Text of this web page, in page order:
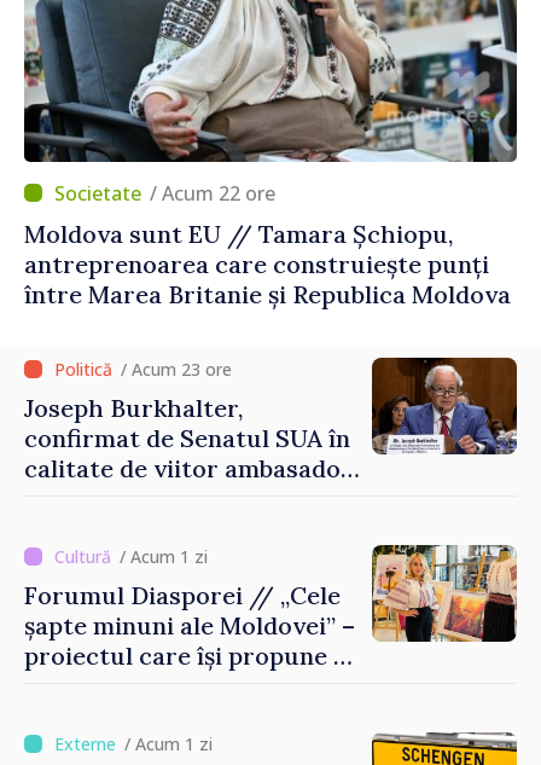
/ Acum 22 ore
Moldova sunt EU // Tamara Șchiopu,
antreprenoarea care construiește punți
între Marea Britanie și Republica Moldova
/ Acum 23 ore
Joseph Burkhalter,
confirmat de Senatul SUA în
calitate de viitor ambasador
/ Acum 1 zi
Forumul Diasporei // „Cele
șapte minuni ale Moldovei” –
proiectul care își propune să
/ Acum 1 zi